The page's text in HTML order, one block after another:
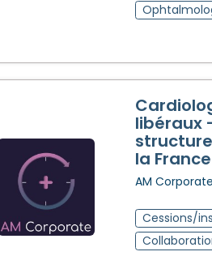
libéraux
la France
AM Corporate
Cessions/